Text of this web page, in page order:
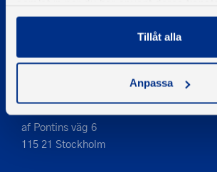
Tillåt alla
Anpassa
E-post
af Pontins väg 6
115 21 Stockholm